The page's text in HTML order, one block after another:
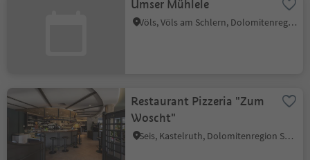
Umser Mühlele
Völs, Völs am Schlern, Dolomitenregion Seiser Alm
Restaurant Pizzeria "Zum
Woscht"
Seis, Kastelruth, Dolomitenregion Seiser Alm